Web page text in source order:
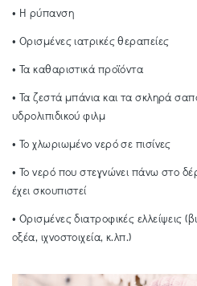
• Η ρύπανση
• Ορισμένες ιατρικές θεραπείες
• Τα καθαριστικά προϊόντα
• Τα ζεστά μπάνια και τα σκληρά
υδρολιπιδικού φιλμ
• Το χλωριωμένο νερό σε πισίνες
• Το νερό που στεγνώνει πάνω στο
έχει σκουπιστεί
• Ορισμένες διατροφικές ελλείψεις
οξέα, ιχνοστοιχεία, κ.λπ.)